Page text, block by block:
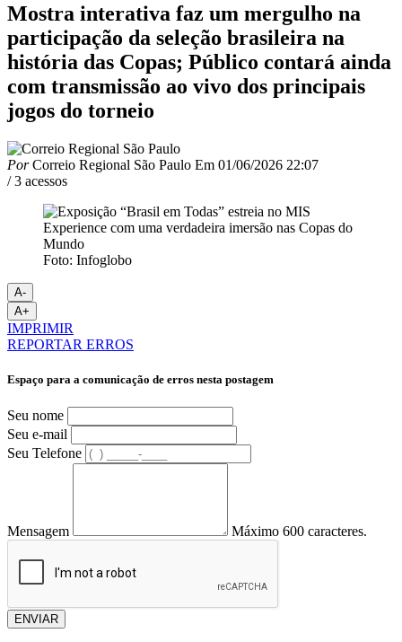
Mostra interativa faz um mergulho na
participação da seleção brasileira na
história das Copas; Público contará ainda
com transmissão ao vivo dos principais
jogos do torneio
PorCorreio Regional São Paulo Em 01/06/2026 22:07
/ 3 acessos
Foto: Infoglobo
A-
A+
IMPRIMIR
REPORTAR ERROS
Espaço para a comunicação de erros nesta postagem
Seu nome
Seu e-mail
Seu Telefone
Mensagem Máximo 600 caracteres.
ENVIAR